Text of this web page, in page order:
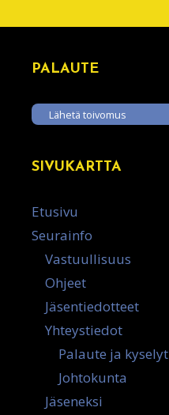
PALAUTE
Lähetä toivomus
SIVUKARTTA
Etusivu
Seurainfo
Vastuullisuus
Ohjeet
Jäsentiedotteet
Yhteystiedot
Palaute ja kyselyt
Johtokunta
Jäseneksi